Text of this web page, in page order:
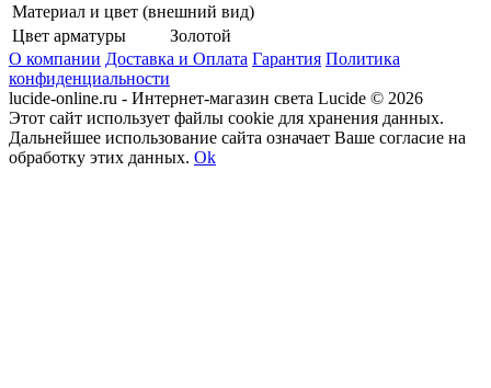
Материал и цвет (внешний вид)
Цвет арматуры
Золотой
О компании Доставка и Оплата Гарантия Политика
конфиденциальности
lucide-online.ru - Интернет-магазин света Lucide © 2026
Этот сайт использует файлы cookie для хранения данных.
Дальнейшее использование сайта означает Ваше согласие на
обработку этих данных. Ok